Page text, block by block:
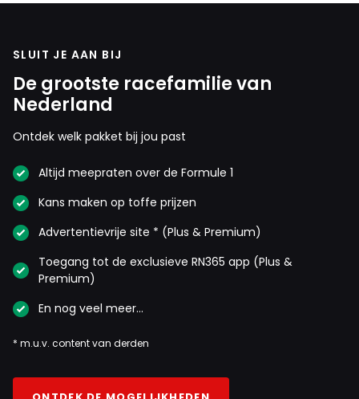
SLUIT JE AAN BIJ
De grootste racefamilie van
Nederland
Ontdek welk pakket bij jou past
Altijd meepraten over de Formule 1
Kans maken op toffe prijzen
Advertentievrije site * (Plus & Premium)
Toegang tot de exclusieve RN365 app (Plus &
Premium)
En nog veel meer…
* m.u.v. content van derden